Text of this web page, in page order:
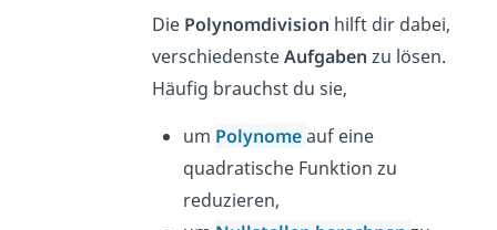
Die Polynomdivision hilft dir dabei,
verschiedensteAufgaben zu lösen.
Häufig brauchst du sie,
um Polynomeauf eine
quadratische Funktion zu
reduzieren,